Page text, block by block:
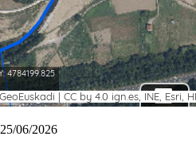
25/06/2026